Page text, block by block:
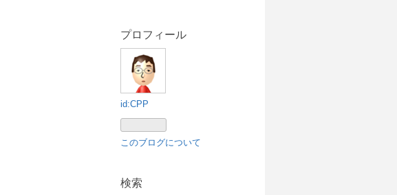
プロフィール
id:CPP
このブログについて
検索